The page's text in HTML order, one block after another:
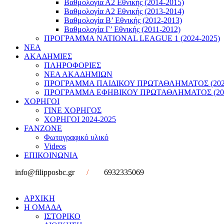
Βαθμολογία Α2 Εθνικής (2014-2015)
Βαθμολογία Α2 Εθνικής (2013-2014)
Βαθμολογία Β’ Εθνικής (2012-2013)
Βαθμολογία Γ’ Εθνικής (2011-2012)
ΠΡΟΓΡΑΜΜΑ NATIONAL LEAGUE 1 (2024-2025)
ΝΕΑ
ΑΚΑΔΗΜΙΕΣ
ΠΛΗΡΟΦΟΡΙΕΣ
ΝΕΑ ΑΚΑΔΗΜΙΩΝ
ΠΡΟΓΡΑΜΜΑ ΠΑΙΔΙΚΟΥ ΠΡΩΤΑΘΛΗΜΑΤΟΣ
ΠΡΟΓΡΑΜΜΑ ΕΦΗΒΙΚΟΥ ΠΡΩΤΑΘΛΗΜΑΤΟΣ
ΧΟΡΗΓΟΙ
ΓΙΝΕ ΧΟΡΗΓΟΣ
ΧΟΡΗΓΟΙ 2024-2025
FANZONE
Φωτογραφικό υλικό
Videos
ΕΠΙΚΟΙΝΩΝΙΑ
info@filipposbc.gr
/ 6932335069
ΑΡΧΙΚΗ
Η ΟΜΑΔΑ
ΙΣΤΟΡΙΚΟ